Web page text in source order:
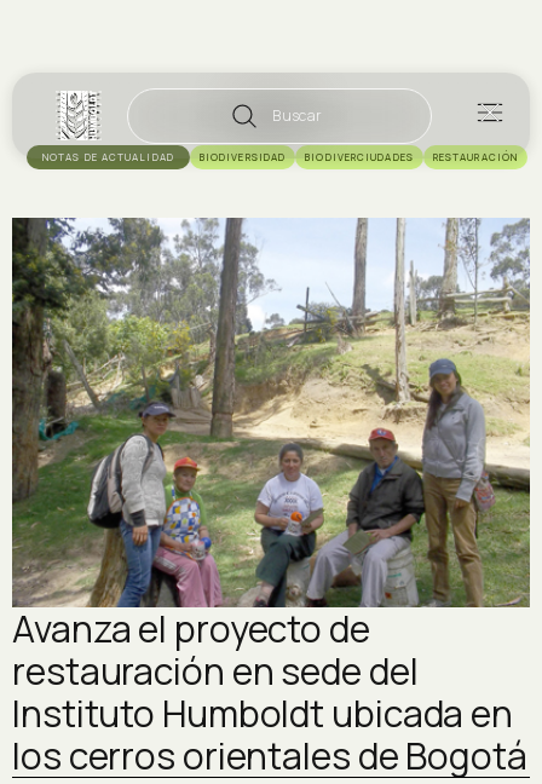
Buscar
NOTAS DE ACTUALIDAD BIODIVERSIDAD BIODIVERCIUDADES RESTAURACIÓN
Avanza el proyecto de
restauración en sede del
Instituto Humboldt ubicada en
los cerros orientales de Bogotá